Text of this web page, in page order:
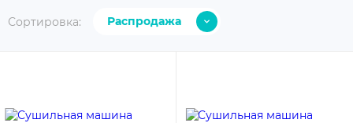
Аксессуары
Сортировка:
Распродажа